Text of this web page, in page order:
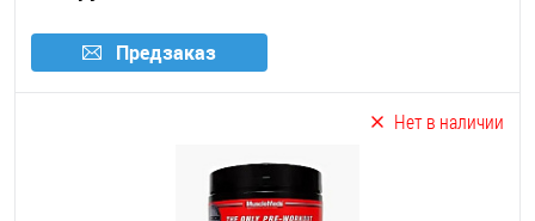
Предзаказ
Нет в наличии